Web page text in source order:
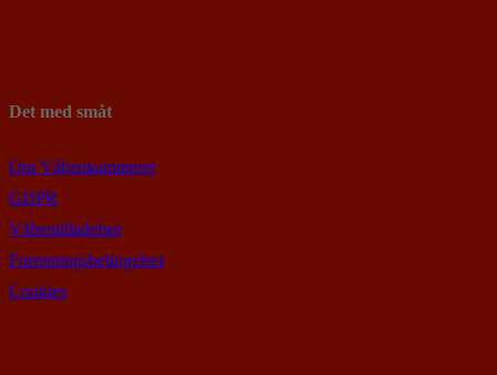
Det med småt
Om Våbenkammeret
GDPR
Våbentilladelser
Forretningsbetingelser
Cookies